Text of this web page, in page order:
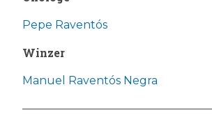
Pepe Raventós
Winzer
Manuel Raventós Negra